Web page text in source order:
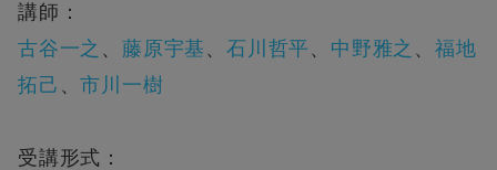
講師：
古谷一之 、藤原宇基 、石川哲平、 中野雅之 、福地
拓己 、市川一樹
受講形式：